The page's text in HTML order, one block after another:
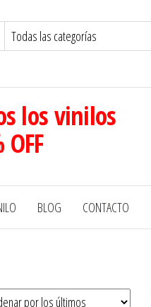
los vinilos
BLOG CONTACTO